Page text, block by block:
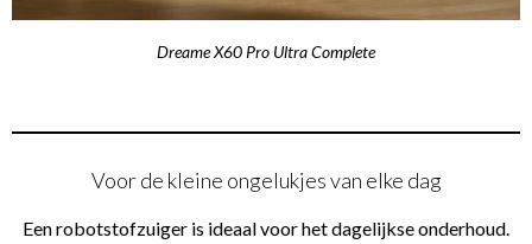
Dreame X60 Pro Ultra Complete
Voor de kleine ongelukjes van elke dag
Een robotstofzuiger is ideaal voor het dagelijkse onderhoud.